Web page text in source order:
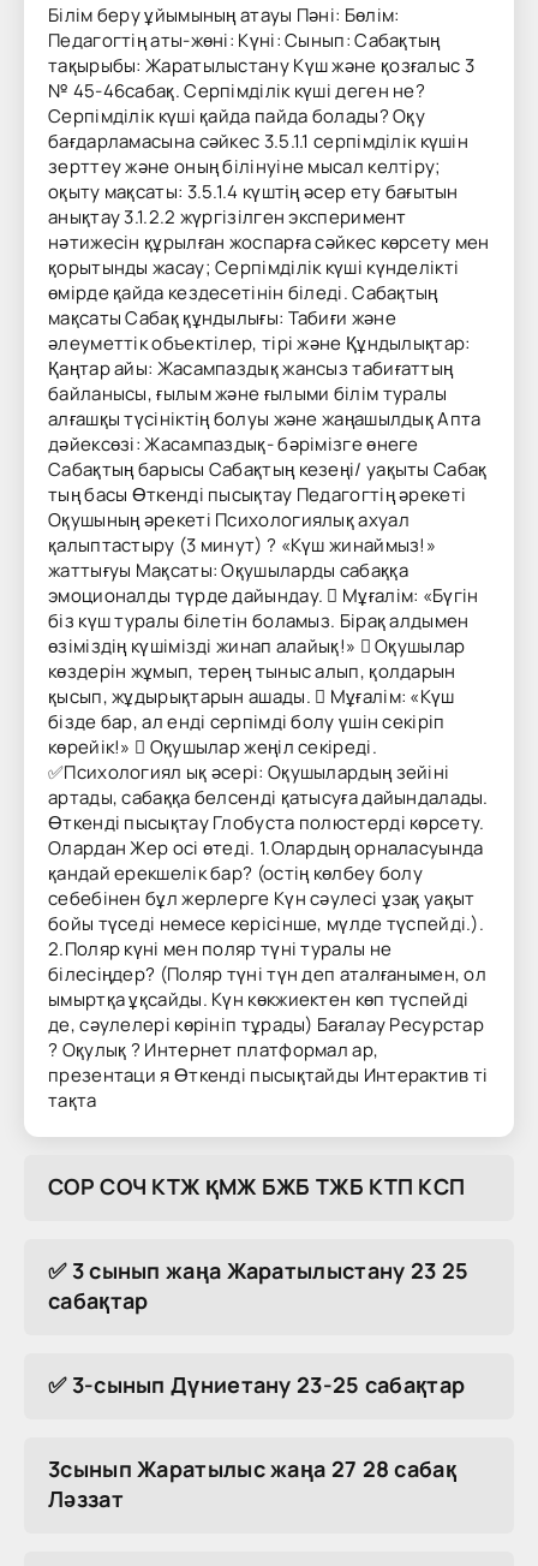
Білім беру ұйымының атауы Пәні: Бөлім:
Педагогтің аты-жөні: Күні: Сынып: Сабақтың
тақырыбы: Жаратылыстану Күш және қозғалыс 3
№ 45-46сабақ. Серпімділік күші деген не?
Серпімділік күші қайда пайда болады? Оқу
бағдарламасына сәйкес 3.5.1.1 серпімділік күшін
зерттеу және оның білінуіне мысал келтіру;
оқыту мақсаты: 3.5.1.4 күштің әсер ету бағытын
анықтау 3.1.2.2 жүргізілген эксперимент
нәтижесін құрылған жоспарға сәйкес көрсету мен
қорытынды жасау; Серпімділік күші күнделікті
өмірде қайда кездесетінін біледі. Сабақтың
мақсаты Сабақ құндылығы: Табиғи және
әлеуметтік объектілер, тірі және Құндылықтар:
Қаңтар айы: Жасампаздық жансыз табиғаттың
байланысы, ғылым және ғылыми білім туралы
алғашқы түсініктің болуы және жаңашылдық Апта
дәйексөзі: Жасампаздық- бәрімізге өнеге
Сабақтың барысы Сабақтың кезеңі/ уақыты Сабақ
тың басы Өткенді пысықтау Педагогтің әрекеті
Оқушының әрекеті Психологиялық ахуал
қалыптастыру (3 минут) ? «Күш жинаймыз!»
жаттығуы Мақсаты: Оқушыларды сабаққа
эмоционалды түрде дайындау.  Мұғалім: «Бүгін
біз күш туралы білетін боламыз. Бірақ алдымен
өзіміздің күшімізді жинап алайық!»  Оқушылар
көздерін жұмып, терең тыныс алып, қолдарын
қысып, жұдырықтарын ашады.  Мұғалім: «Күш
бізде бар, ал енді серпімді болу үшін секіріп
көрейік!»  Оқушылар жеңіл секіреді.
✅Психологиял ық әсері: Оқушылардың зейіні
артады, сабаққа белсенді қатысуға дайындалады.
Өткенді пысықтау Глобуста полюстерді көрсету.
Олардан Жер осі өтеді. 1.Олардың орналасуында
қандай ерекшелік бар? (остің көлбеу болу
себебінен бұл жерлерге Күн сәулесі ұзақ уақыт
бойы түседі немесе керісінше, мүлде түспейді.).
2.Поляр күні мен поляр түні туралы не
білесіңдер? (Поляр түні түн деп аталғанымен, ол
ымыртқа ұқсайды. Күн көкжиектен көп түспейді
де, сәулелері көрініп тұрады) Бағалау Ресурстар
? Оқулық ? Интернет платформал ар,
презентаци я Өткенді пысықтайды Интерактив ті
тақта
COP COЧ KTЖ ҚMЖ БЖБ TЖБ KTП KCП
✅ 3 сынып жаңа Жаратылыстану 23 25
сабақтар
✅ 3-сынып Дүниетану 23-25 сабақтар
3сынып Жаратылыс жаңа 27 28 сабақ
Ләззат